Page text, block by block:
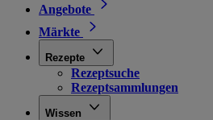
Angebote
Märkte
Rezepte
Rezeptsuche
Rezeptsammlungen
Wissen